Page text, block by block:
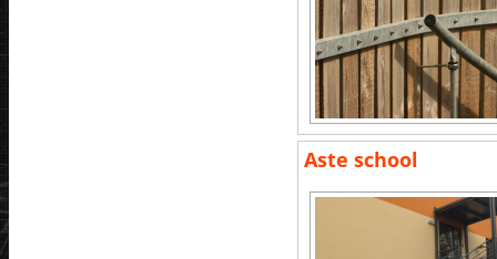
Aste school